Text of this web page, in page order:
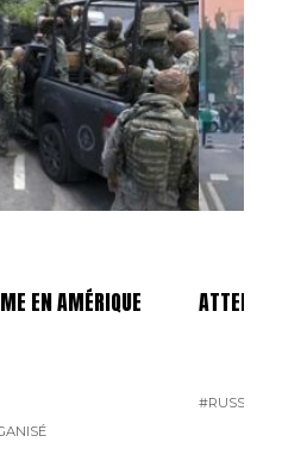
EN AMÉRIQUE
#RUSSIE